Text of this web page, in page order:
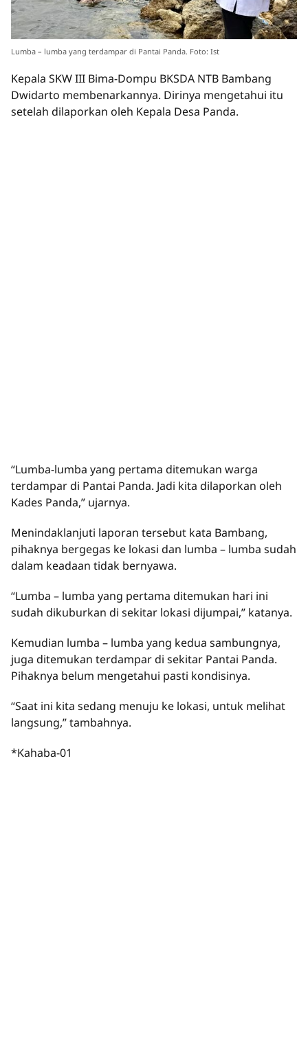
Lumba – lumba yang terdampar di Pantai Panda. Foto: Ist
Kepala SKW III Bima-Dompu BKSDA NTB Bambang
Dwidarto membenarkannya. Dirinya mengetahui itu
setelah dilaporkan oleh Kepala Desa Panda.
“Lumba-lumba yang pertama ditemukan warga
terdampar di Pantai Panda. Jadi kita dilaporkan oleh
Kades Panda,” ujarnya.
Menindaklanjuti laporan tersebut kata Bambang,
pihaknya bergegas ke lokasi dan lumba – lumba sudah
dalam keadaan tidak bernyawa.
“Lumba – lumba yang pertama ditemukan hari ini
sudah dikuburkan di sekitar lokasi dijumpai,” katanya.
Kemudian lumba – lumba yang kedua sambungnya,
juga ditemukan terdampar di sekitar Pantai Panda.
Pihaknya belum mengetahui pasti kondisinya.
“Saat ini kita sedang menuju ke lokasi, untuk melihat
langsung,” tambahnya.
*Kahaba-01